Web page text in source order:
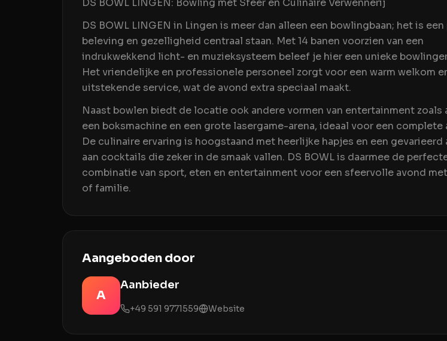
DS BOWL LINGEN: Bowling met Sfeer en Culinaire Verwennerij
DS BOWL LINGEN in Lingen is meer dan alleen een bowlingbaan; het is een
beleving en gezelligheid centraal staan. Met 14 banen voorzien van een
indrukwekkend licht- en muzieksysteem beleef je hier een unieke
Het vriendelijke en professionele personeel zorgt voor een warm welkom
uitstekende service, wat de avond extra speciaal maakt.
Naast bowlen biedt de locatie ook andere vormen van entertainment zoals
een boksmachine en een grote lasergame-arena, ideaal voor een complete
De culinaire ervaring is hoogstaand met heerlijke hapjes en een gevarieerd
aan cocktails die zeker in de smaak vallen. DS BOWL is daarmee de
combinatie van sport, eten en entertainment voor een sfeervolle avond
of familie.
Aangeboden door
A
Aanbieder
+49 591 9771559 Website